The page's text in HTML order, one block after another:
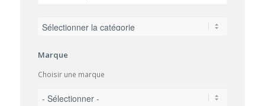
Marque
Choisir une marque